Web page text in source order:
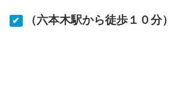
✔ （六本木駅から徒歩１０分）